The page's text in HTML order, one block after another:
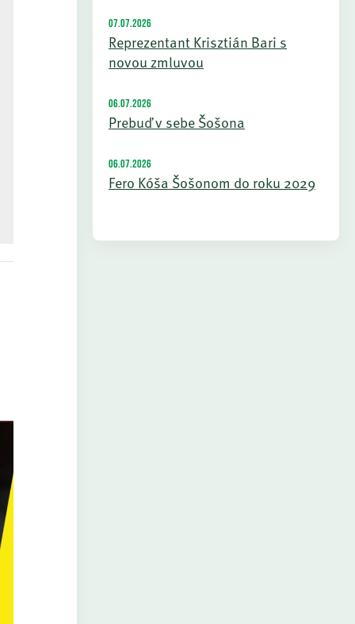
07.07.2026
Reprezentant Krisztián Bari s
novou zmluvou
06.07.2026
Prebuď v sebe Šošona
06.07.2026
Fero Kóša Šošonom do roku 2029